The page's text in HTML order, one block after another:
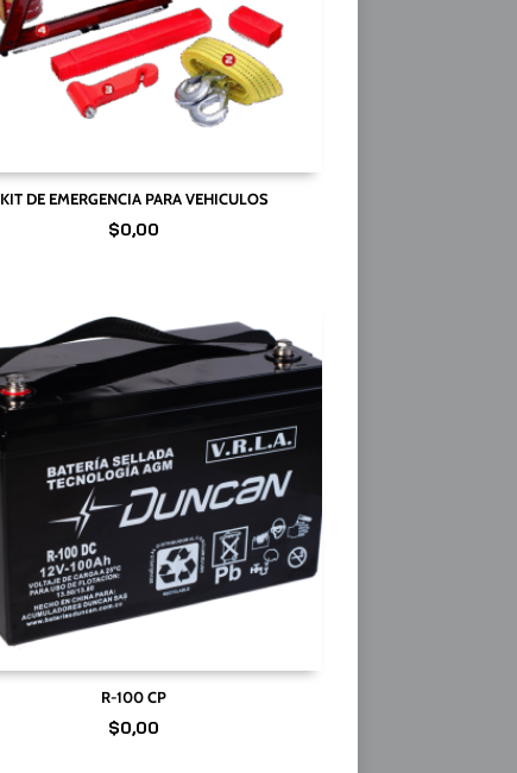
KIT DE EMERGENCIA PARA VEHICULOS
$0,00
R-100 CP
$0,00